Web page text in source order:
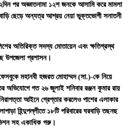
পর অজ্ঞাতনামা ১২শ জনকে আসামি করে মামলা
ছেড়ে অন্যত্র আশ্রয় নেয়া ভুক্তভোগী সনাতনী
অতিরিক্ত সদস্য মোতায়েন এবং ক্ষতিগ্রস্থ
উপজেলা প্রশাসন।
মহানবী হজরত মোহাম্মদ (সা.)-কে নিয়ে
অভিযোগে গত ২৬ জুলাই শনিবার রঞ্জন কুমার রায়
আইনে গ্রেপ্তার করলেও পাশের এলাকার
হিন্দুপল্লীতে ১৮টি পরিবারের ঘরবাড়ি তছনছ
সহ একাধিক গরু।